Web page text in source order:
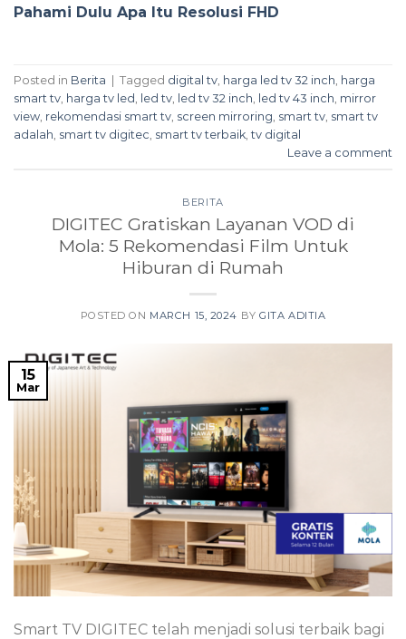
Pahami Dulu Apa Itu Resolusi FHD
Posted in Berita | Tagged digital tv harga led tv 32 inch harga
smart tv harga tv led led tv led tv 32 inch led tv 43 inch mirror
view rekomendasi smart tv screen mirroring smart tv smart tv
adalah smart tv digitec smart tv terbaik ,tv digital
Leave a comment
BERITA
DIGITEC Gratiskan Layanan VOD di
Mola: 5 Rekomendasi Film Untuk
Hiburan di Rumah
POSTED ON MARCH 15, 2024 BYGITA ADITIA
15
Mar
Smart TV DIGITEC telah menjadi solusi terbaik bagi